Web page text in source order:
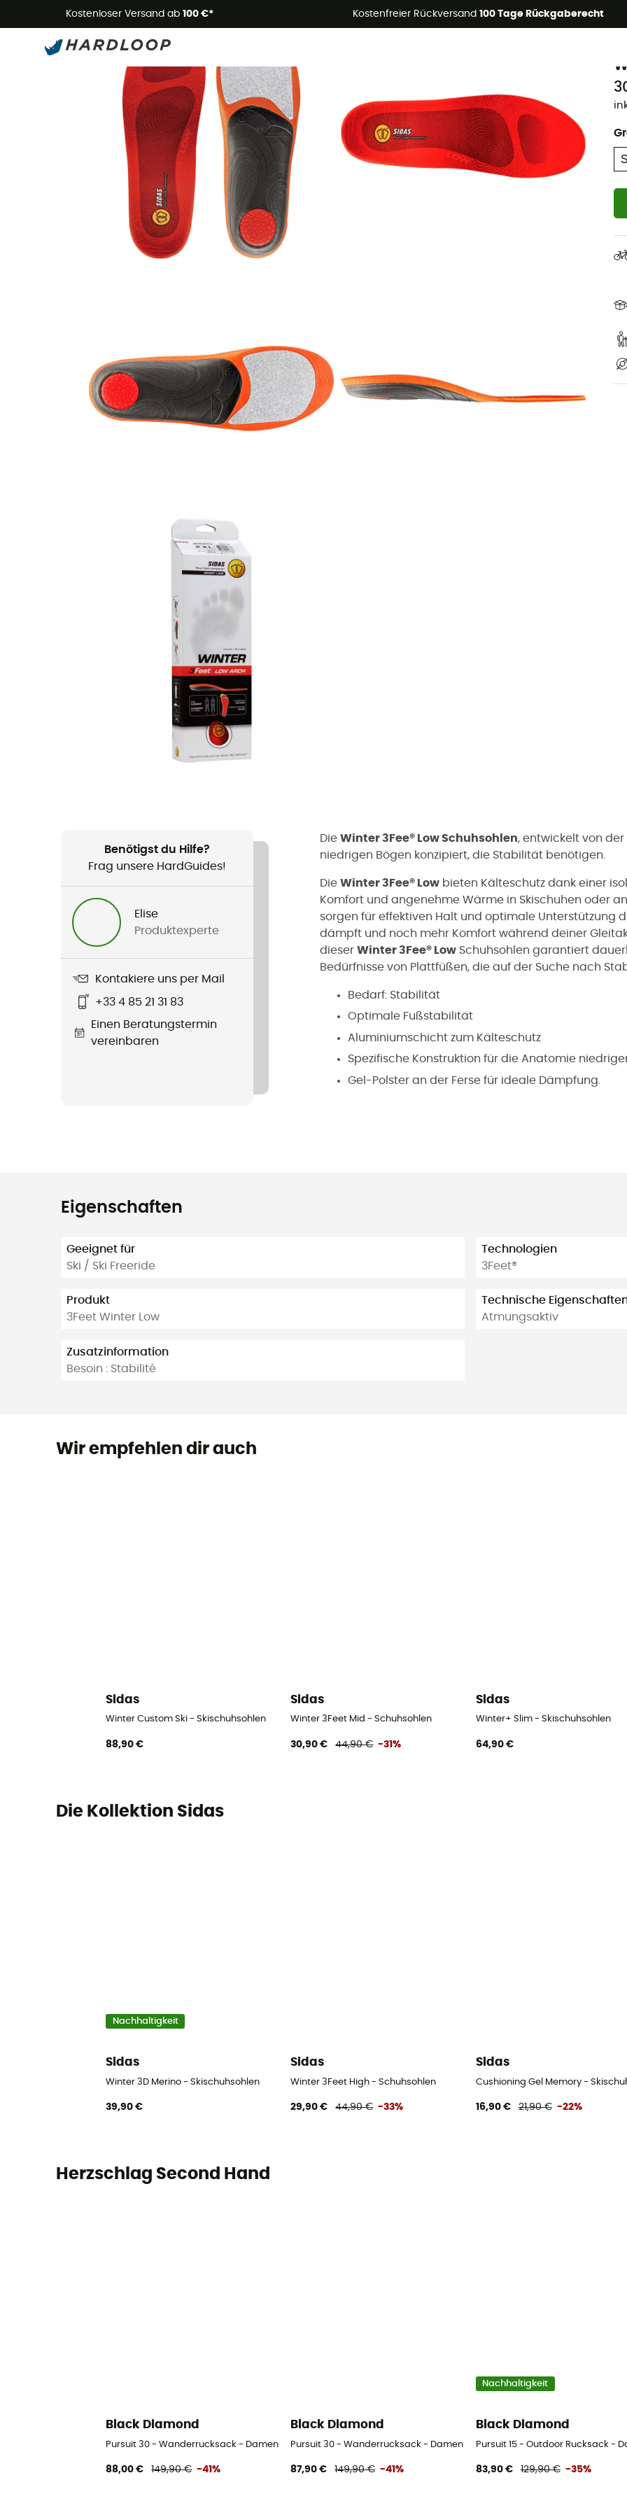
Kostenloser Versand ab 100 €* Kostenfreier Rückversand 100 Tage Rückgaberecht
Benötigst du Hilfe?
Frag unsere HardGuides!
Elise
Produktexperte
Kontakiere uns per Mail
+33 4 85 21 31 83
Einen Beratungstermin
vereinbaren
Die Winter 3Fee® Low Schuhsohlen, entwickelt von
niedrigen Bögen konzipiert, die Stabilität benötigen.
Die Winter 3Fee® Low bieten Kälteschutz dank einer
Komfort und angenehme Wärme in Skischuhen oder
sorgen für effektiven Halt und optimale Unterstützung
dämpft und noch mehr Komfort während deiner
dieser Winter 3Fee® Low Schuhsohlen garantiert
Bedürfnisse von Plattfüßen, die auf der Suche nach
Bedarf: Stabilität
Optimale Fußstabilität
Aluminiumschicht zum Kälteschutz
Spezifische Konstruktion für die Anatomie
Gel-Polster an der Ferse für ideale Dämpfung.
Eigenschaften
Geeignet für
Ski / Ski Freeride
Produkt
3Feet Winter Low
Zusatzinformation
Besoin : Stabilité
Technologien
3Feet®
Technische
Atmungsaktiv
Wir empfehlen dir auch
Sidas
Winter Custom Ski - Skischuhsohlen
88,90 €
Sidas
Winter 3Feet Mid - Schuhsohlen
30,90 € 44,90 € -31%
Sidas
Winter+ Slim - Skischuhsohlen
64,90 €
Die Kollektion Sidas
Nachhaltigkeit
Sidas
Winter 3D Merino - Skischuhsohlen
39,90 €
Sidas
Winter 3Feet High - Schuhsohlen
29,90 € 44,90 € -33%
Sidas
Cushioning Gel Memory -
16,90 € 21,90 € -22%
Herzschlag Second Hand
Black Diamond
Pursuit 30 - Wanderrucksack - Damen
88,00 € 149,90 € -41%
Black Diamond
Pursuit 30 - Wanderrucksack - Damen
87,90 € 149,90 € -41%
Nachhaltigkeit
Black Diamond
Pursuit 15 - Outdoor Rucksack -
83,90 € 129,90 € -35%